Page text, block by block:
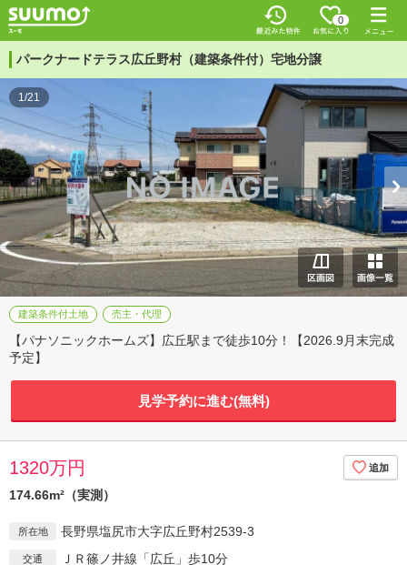
0
パークナードテラス広丘野村（建築条件付）宅地分譲
1/21
建築条件付土地 売主・代理
【パナソニックホームズ】広丘駅まで徒歩10分！【2026.9月末完成
予定】
見学予約に進む(無料)
1320万円
174.66m²（実測）
所在地 長野県塩尻市大字広丘野村2539-3
交通 ＪＲ篠ノ井線「広丘」歩10分